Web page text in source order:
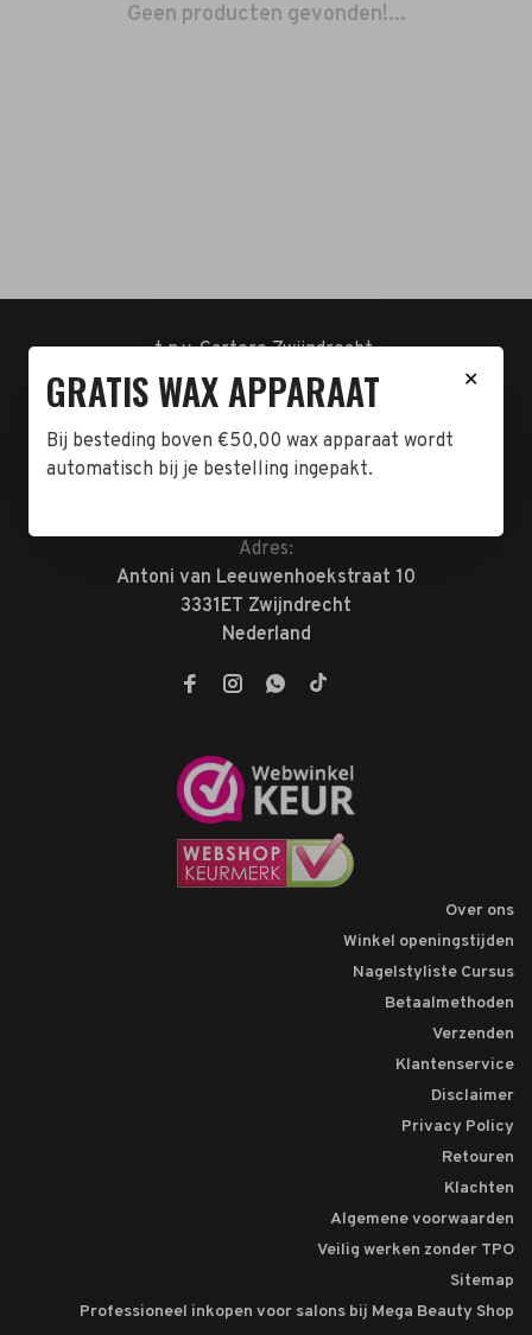
Geen producten gevonden!...
t.n.v. Cartero Zwijndrecht.
IBAN : NL23ABNA0478555466
BTW-NL858962676B01
KVK-72047070
Adres:
Antoni van Leeuwenhoekstraat 10
3331ET Zwijndrecht
Nederland
Over ons
Winkel openingstijden
Nagelstyliste Cursus
Betaalmethoden
Verzenden
Klantenservice
Disclaimer
Privacy Policy
Retouren
Klachten
Algemene voorwaarden
Veilig werken zonder TPO
Sitemap
Professioneel inkopen voor salons bij Mega Beauty Shop
✕
GRATIS WAX APPARAAT
Bij besteding boven €50,00 wax apparaat wordt
automatisch bij je bestelling ingepakt.